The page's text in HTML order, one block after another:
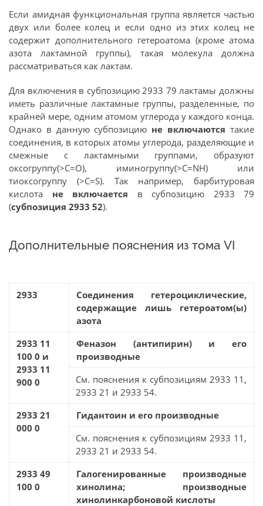
Если амидная функциональная группа является частью
двух или более колец и если одно из этих колец не
содержит дополнительного гетероатома (кроме атома
азота лактамной группы), такая молекула должна
рассматриваться как лактам.
Для включения в субпозицию 2933 79 лактамы должны
иметь различные лактамные группы, разделенные, по
крайней мере, одним атомом углерода у каждого конца.
Однако в данную субпозицию не включаютсятакие
соединения, в которых атомы углерода, разделяющие и
смежные с лактамными группами, образуют
оксогруппу(>C=O), иминогруппу(>C=NH) или
тиоксогруппу (>C=S). Так например, барбитуровая
кислота не включается в субпозицию 2933 79
(субпозиция 2933 52).
Дополнительные пояснения из тома VI
2933
Соединения гетероциклические,
содержащие лишь гетероатом(ы)
азота
2933 11
100 0 и
2933 11
900 0
Феназон (антипирин) и его
производные
См. пояснения к субпозициям 2933 11,
2933 21 и 2933 54.
2933 21
000 0
Гидантоин и его производные
См. пояснения к субпозициям 2933 11,
2933 21 и 2933 54.
2933 49
100 0
Галогенированные производные
хинолина; производные
хинолинкарбоновой кислоты